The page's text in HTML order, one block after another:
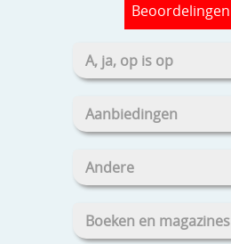
Beoordelingen
A, ja, op is op
Aanbiedingen
Andere
Boeken en magazines